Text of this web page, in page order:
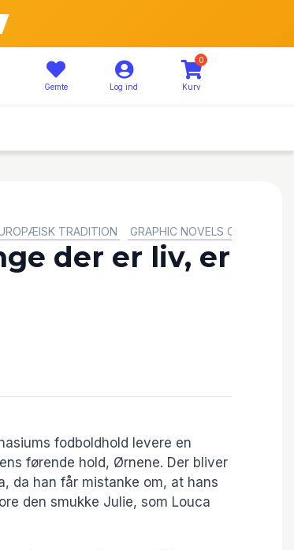
Gemte Log ind
0
Kurv
TRADITION GRAPHIC NOVELS OG
der er liv, er
fodboldhold levere en
førende hold, Ørnene. Der bliver
da han får mistanke om, at hans
den smukke Julie, som Louca